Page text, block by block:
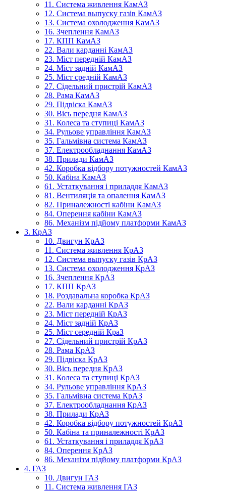
11. Система живлення КамАЗ
12. Система выпуску газів КамАЗ
13. Система охолодження КамАЗ
16. Зчеплення КамАЗ
17. КПП КамАЗ
22. Вали карданні КамАЗ
23. Міст передній КамАЗ
24. Міст задній КамАЗ
25. Міст средній КамАЗ
27. Сідельний пристрій КамАЗ
28. Рама КамАЗ
29. Підвіска КамАЗ
30. Вісь передня КамАЗ
31. Колеса та ступиці КамАЗ
34. Рульове управління КамАЗ
35. Гальмівна система КамАЗ
37. Електрообладнання КамАЗ
38. Прилади КамАЗ
42. Коробка відбору потужностей КамАЗ
50. Кабіна КамАЗ
61. Устаткування і приладдя КамАЗ
81. Вентиляція та опалення КамАЗ
82. Приналежності кабіни КамАЗ
84. Оперення кабіни КамАЗ
86. Механізм підйому платформи КамАЗ
3. КрАЗ
10. Двигун КрАЗ
11. Система живлення КрАЗ
12. Система выпуску газів КрАЗ
13. Система охолодження КрАЗ
16. Зчеплення КрАЗ
17. КПП КрАЗ
18. Роздавальна коробка КрАЗ
22. Вали карданні КрАЗ
23. Міст передній КрАЗ
24. Міст задній КрАЗ
25. Міст середній КраЗ
27. Сідельний пристрій КрАЗ
28. Рама КрАЗ
29. Підвіска КрАЗ
30. Вісь передня КрАЗ
31. Колеса та ступиці КрАЗ
34. Рульове управління КрАЗ
35. Гальмівна система КрАЗ
37. Електрообладнання КрАЗ
38. Прилади КрАЗ
42. Коробка відбору потужностей КрАЗ
50. Кабіна та приналежності КрАЗ
61. Устаткування і приладдя КрАЗ
84. Оперення КрАЗ
86. Механізм підйому платформи КрАЗ
4. ГАЗ
10. Двигун ГАЗ
11. Система живлення ГАЗ